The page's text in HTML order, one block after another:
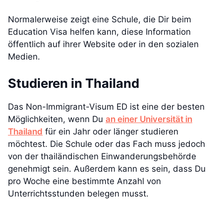
Normalerweise zeigt eine Schule, die Dir beim
Education Visa helfen kann, diese Information
öffentlich auf ihrer Website oder in den sozialen
Medien.
Studieren in Thailand
Das Non-Immigrant-Visum ED ist eine der besten
Möglichkeiten, wenn Du an einer Universität in
Thailand für ein Jahr oder länger studieren
möchtest. Die Schule oder das Fach muss jedoch
von der thailändischen Einwanderungsbehörde
genehmigt sein. Außerdem kann es sein, dass Du
pro Woche eine bestimmte Anzahl von
Unterrichtsstunden belegen musst.